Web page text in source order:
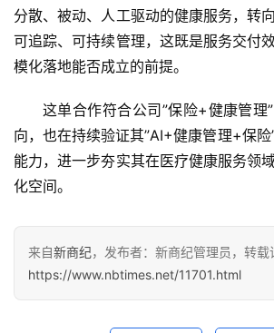
新
商
专
栏
题
分散、被动、人工驱动的健康服务，转
可追踪、可持续管理，这既是服务交付
模化落地能否成立的前提。
这单合作符合公司”保险+健康管理
向，也在持续验证其”AI+健康管理+保
能力，进一步夯实其在医疗健康服务领
化空间。
来自新商纪，发布者：新商纪管理员，转载
https://www.nbtimes.net/11701.html